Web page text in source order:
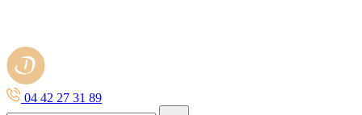
04 42 27 31 89